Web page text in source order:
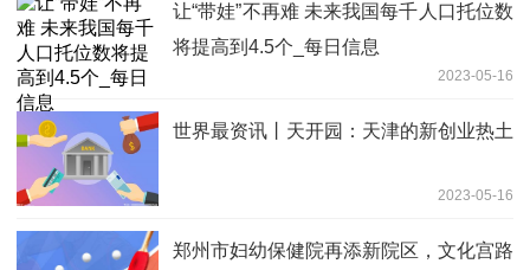
让“带娃”不再难 未来我国每千人口托位数
将提高到4.5个_每日信息
2023-05-16
世界最资讯丨天开园：天津的新创业热土
2023-05-16
郑州市妇幼保健院再添新院区，文化宫路